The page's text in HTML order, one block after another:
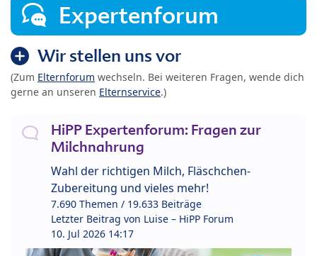
Expertenforum
Wir stellen uns vor
(Zum Elternforum wechseln. Bei weiteren Fragen, wende dich
gerne an unseren Elternservice.)
HiPP Expertenforum: Fragen zur
Milchnahrung
Wahl der richtigen Milch, Fläschchen-
Zubereitung und vieles mehr!
7.690 Themen / 19.633 Beiträge
Letzter Beitrag von Luise – HiPP Forum
10. Jul 2026 14:17